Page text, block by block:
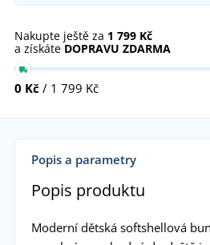
Nakupte ještě za 1 799 Kč
a získáte DOPRAVU ZDARMA
0 Kč / 1 799 Kč
Popis a parametry
Popis produktu
Moderní dětská softshellová